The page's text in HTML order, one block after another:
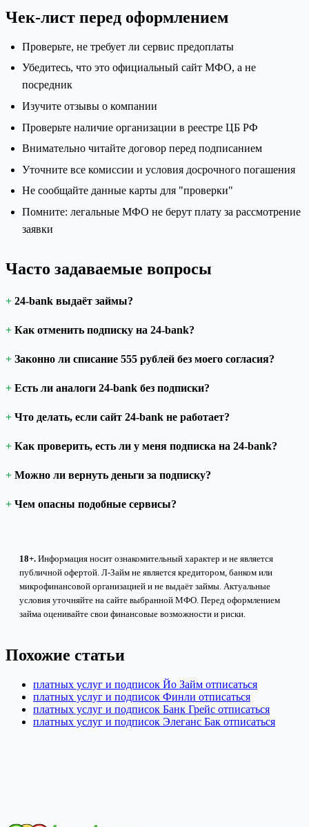
Чек-лист перед оформлением
Проверьте, не требует ли сервис предоплаты
Убедитесь, что это официальный сайт МФО, а не
посредник
Изучите отзывы о компании
Проверьте наличие организации в реестре ЦБ РФ
Внимательно читайте договор перед подписанием
Уточните все комиссии и условия досрочного погашения
Не сообщайте данные карты для "проверки"
Помните: легальные МФО не берут плату за рассмотрение
заявки
Часто задаваемые вопросы
24-bank выдаёт займы?
Как отменить подписку на 24-bank?
Законно ли списание 555 рублей без моего согласия?
Есть ли аналоги 24-bank без подписки?
Что делать, если сайт 24-bank не работает?
Как проверить, есть ли у меня подписка на 24-bank?
Можно ли вернуть деньги за подписку?
Чем опасны подобные сервисы?
18+. Информация носит ознакомительный характер и не является
публичной офертой. Л-Займ не является кредитором, банком или
микрофинансовой организацией и не выдаёт займы. Актуальные
условия уточняйте на сайте выбранной МФО. Перед оформлением
займа оценивайте свои финансовые возможности и риски.
Похожие статьи
платных услуг и подписок Йо Займ отписаться
платных услуг и подписок Финли отписаться
платных услуг и подписок Банк Грейс отписаться
платных услуг и подписок Элеганс Бак отписаться